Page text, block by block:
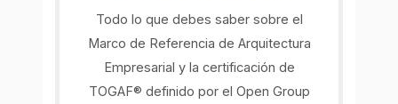
Todo lo que debes saber sobre el
Marco de Referencia de Arquitectura
Empresarial y la certificación de
TOGAF® definido por el Open Group